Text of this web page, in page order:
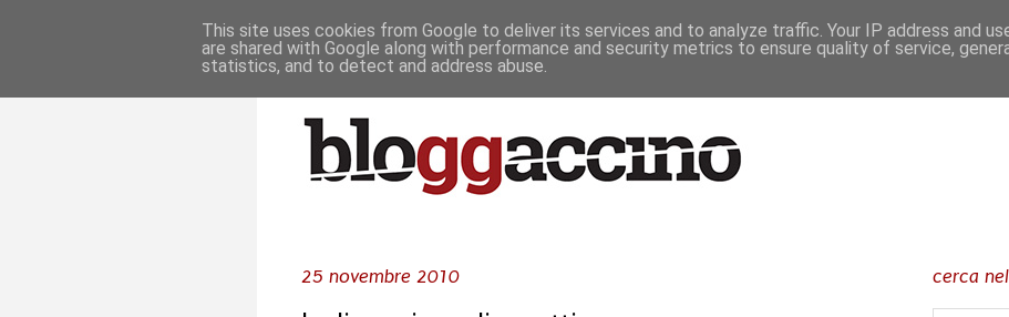
25 novembre 2010 cerca
This site uses cookies from Google to deliver its services and to analyze traffic. Your IP address and
are shared with Google along with performance and security metrics to ensure quality of service,
statistics, and to detect and address abuse.